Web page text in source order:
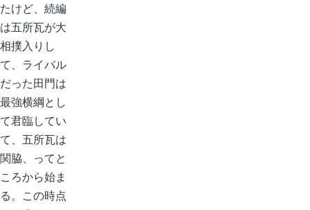
たけど、続編
は五所瓦が大
相撲入りし
て、ライバル
だった田門は
最強横綱とし
て君臨してい
て、五所瓦は
関脇、ってと
ころから始ま
る。この時点